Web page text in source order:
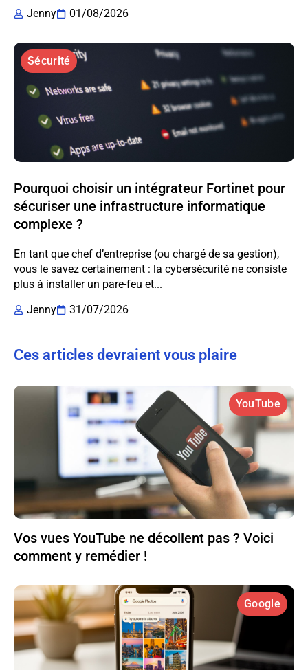
Jenny 01/08/2026
Sécurité
Pourquoi choisir un intégrateur Fortinet pour
sécuriser une infrastructure informatique
complexe ?
En tant que chef d’entreprise (ou chargé de sa gestion),
vous le savez certainement : la cybersécurité ne consiste
plus à installer un pare-feu et...
Jenny
31/07/2026
Ces articles devraient vous plaire
YouTube
Vos vues YouTube ne décollent pas ? Voici
comment y remédier !
Google